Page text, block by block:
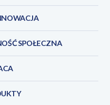
SPOŁECZNA